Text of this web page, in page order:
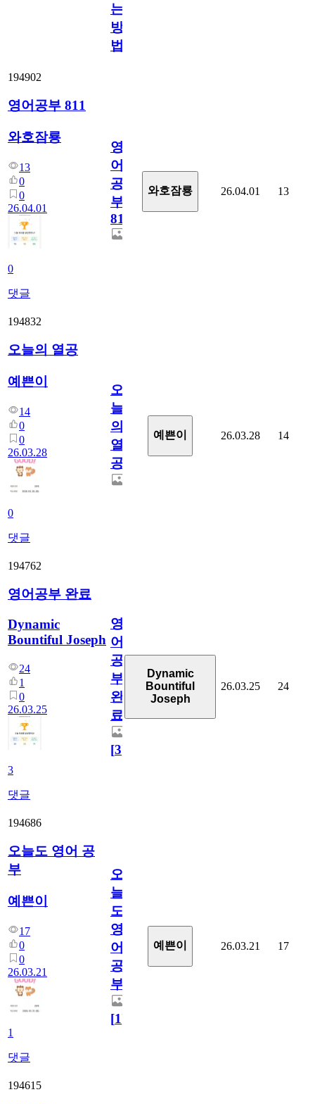
는
방
법
194902
영어공부 811
와호잠룡
13
0
0
26.04.01
0
댓글
영
어
공
부
811
와호잠룡 26.04.01 13
194832
오늘의 열공
예쁜이
14
0
0
26.03.28
0
댓글
오
늘
의
열
공
예쁜이 26.03.28 14
194762
영어공부 완료
Dynamic
Bountiful Joseph
24
1
0
26.03.25
3
댓글
영
어
공
부
완
료
[3]
Dynamic
Bountiful
Joseph
26.03.25 24
194686
오늘도 영어 공
부
예쁜이
17
0
0
26.03.21
1
댓글
오
늘
도
영
어
공
부
[1]
예쁜이 26.03.21 17
194615